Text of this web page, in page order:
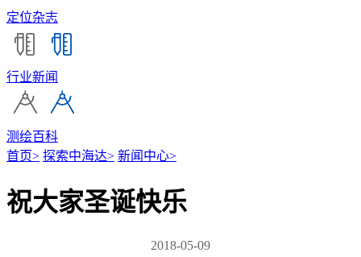
定位杂志
行业新闻
测绘百科
首页> 探索中海达> 新闻中心>
祝大家圣诞快乐
2018-05-09